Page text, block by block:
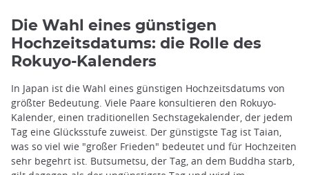
Die Wahl eines günstigen
Hochzeitsdatums: die Rolle des
Rokuyo-Kalenders
In Japan ist die Wahl eines günstigen Hochzeitsdatums von
größter Bedeutung. Viele Paare konsultieren den Rokuyo-
Kalender, einen traditionellen Sechstagekalender, der jedem
Tag eine Glücksstufe zuweist. Der günstigste Tag ist Taian,
was so viel wie "großer Frieden" bedeutet und für Hochzeiten
sehr begehrt ist. Butsumetsu, der Tag, an dem Buddha starb,